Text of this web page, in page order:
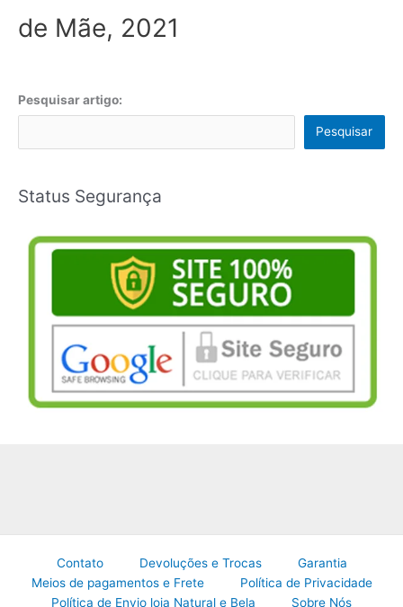
de Mãe, 2021
Pesquisar artigo:
Pesquisar
Status Segurança
Contato Devoluções e Trocas
Garantia
Meios de pagamentos e Frete
Política de Privacidade
Política de Envio loja Natural e Bela
Sobre Nós